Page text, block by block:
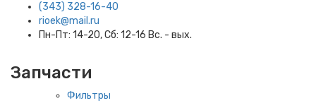
(343) 328-16-40
rioek@mail.ru
Пн-Пт: 14-20, Сб: 12-16 Вс. - вых.
Запчасти
Фильтры